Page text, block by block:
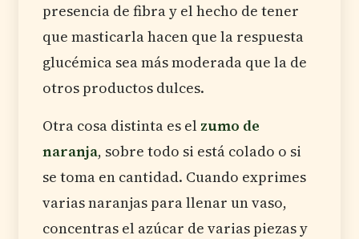
presencia de fibra y el hecho de tener
que masticarla hacen que la respuesta
glucémica sea más moderada que la de
otros productos dulces.
Otra cosa distinta es el zumo de
naranja, sobre todo si está colado o si
se toma en cantidad. Cuando exprimes
varias naranjas para llenar un vaso,
concentras el azúcar de varias piezas y